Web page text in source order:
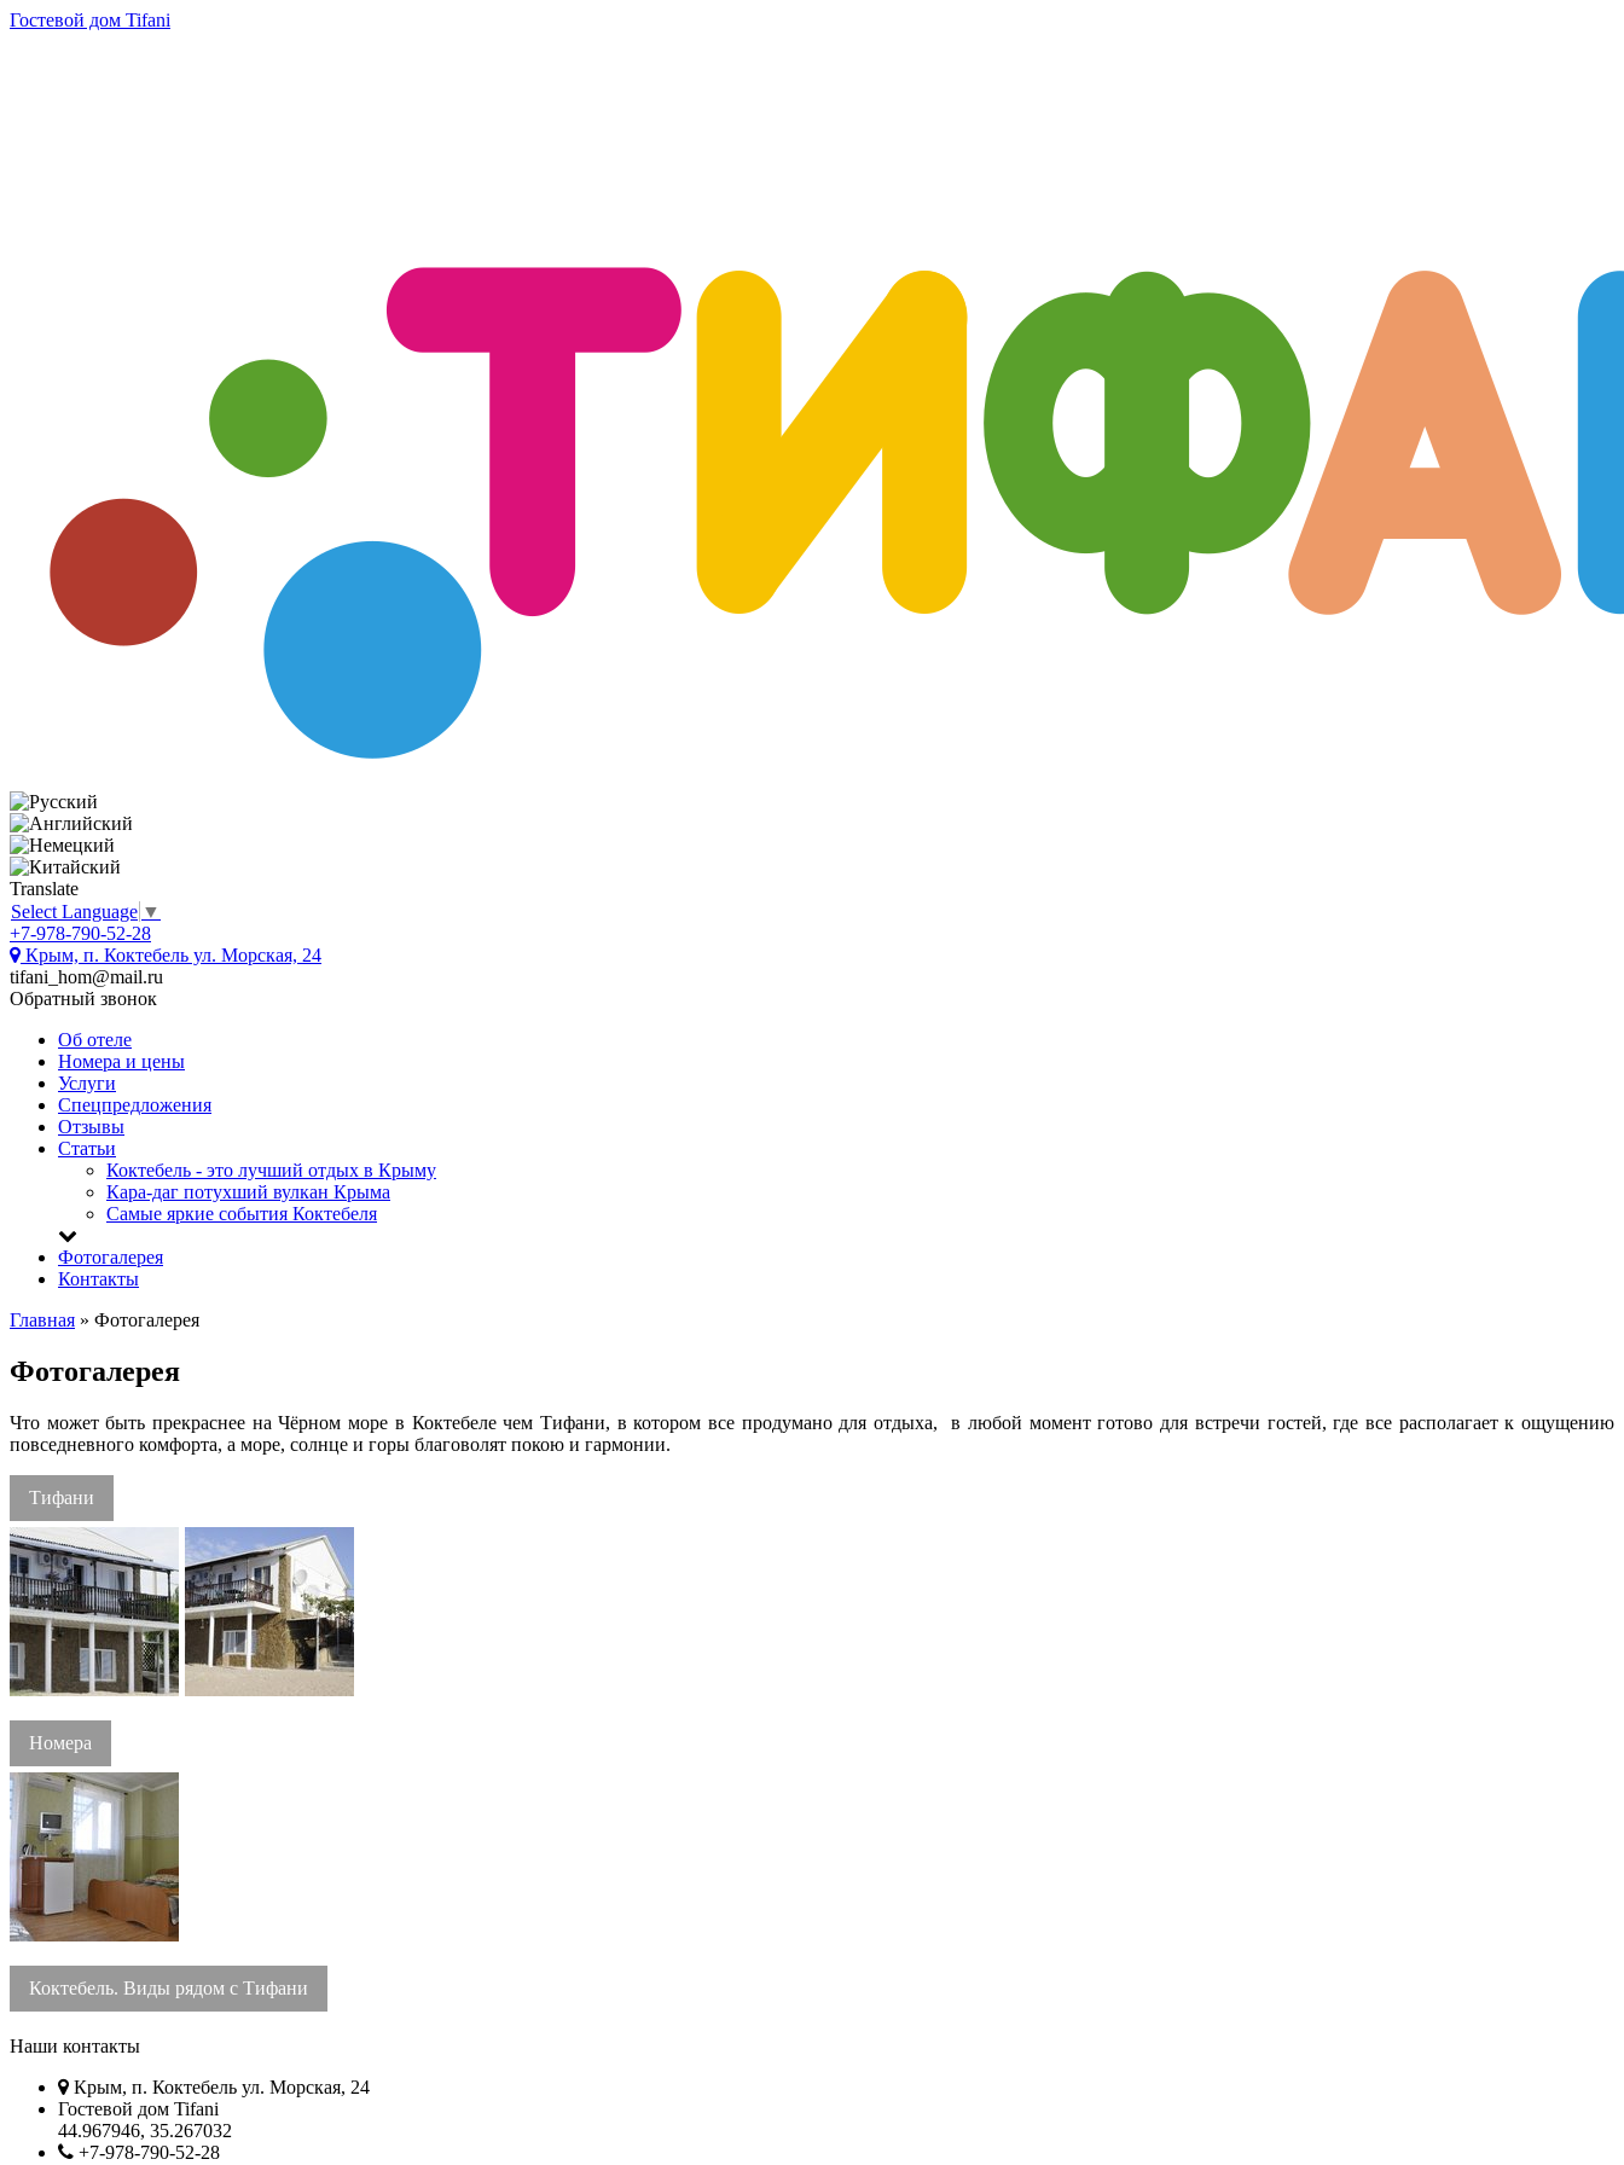
Гостевой дом Tifani
Translate
Select Language ▼
+7-978-790-52-28
Крым, п. Коктебель ул. Морская, 24
tifani_hom@mail.ru
Обратный звонок
Об отеле
Номера и цены
Услуги
Спецпредложения
Отзывы
Статьи
Коктебель - это лучший отдых в Крыму
Кара-даг потухший вулкан Крыма
Самые яркие события Коктебеля
Фотогалерея
Контакты
Главная » Фотогалерея
Фотогалерея
Что может быть прекраснее на Чёрном море в Коктебеле чем Тифани, в котором все продумано для отдыха, в любой момент готово для встречи гостей, где все располагает к ощущению
повседневного комфорта, а море, солнце и горы благоволят покою и гармонии.
Тифани
Номера
Коктебель. Виды рядом с Тифани
Наши контакты
Крым, п. Коктебель ул. Морская, 24
Гостевой дом Tifani
44.967946, 35.267032
+7-978-790-52-28